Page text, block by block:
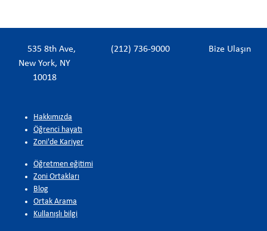
535 8th Ave,
New York, NY
10018
(212) 736-9000 Bize Ulaşın
Hakkımızda
Öğrenci hayatı
Zoni'de Kariyer
Öğretmen eğitimi
Zoni Ortakları
Blog
Ortak Arama
Kullanışlı bilgi